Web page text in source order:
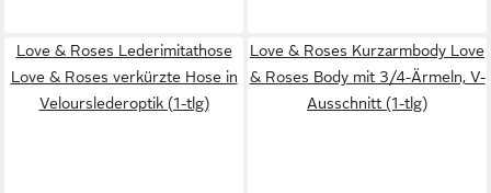
Love & Roses Lederimitathose
Love & Roses verkürzte Hose in
Velourslederoptik (1-tlg)
Love & Roses Kurzarmbody Love
& Roses Body mit 3/4-Ärmeln, V-
Ausschnitt (1-tlg)